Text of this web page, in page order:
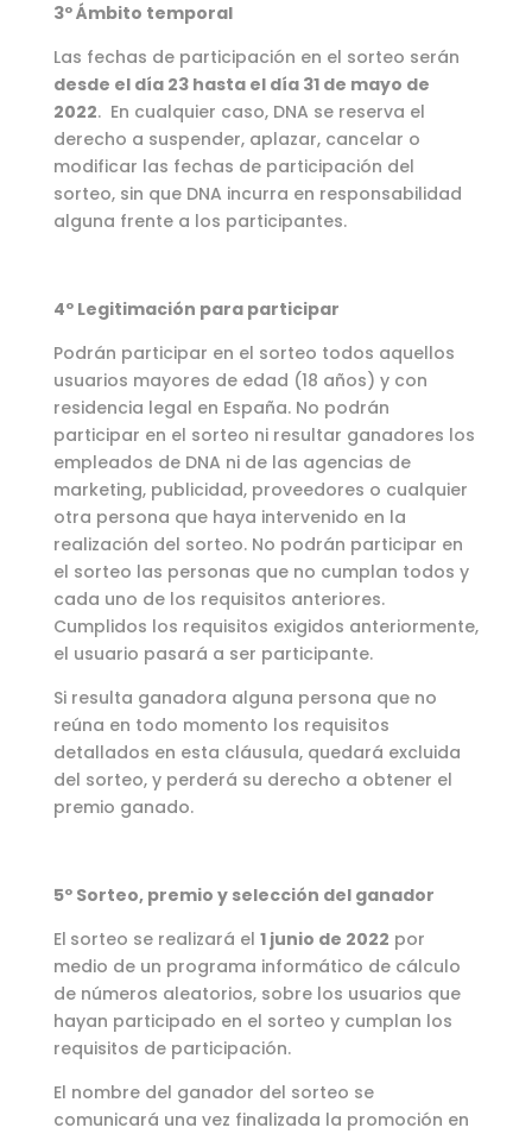
3º Ámbito temporal
Las fechas de participación en el sorteo serán
desde el día 23 hasta el día 31 de mayo de
2022. En cualquier caso, DNA se reserva el
derecho a suspender, aplazar, cancelar o
modificar las fechas de participación del
sorteo, sin que DNA incurra en responsabilidad
alguna frente a los participantes.
4º Legitimación para participar
Podrán participar en el sorteo todos aquellos
usuarios mayores de edad (18 años) y con
residencia legal en España. No podrán
participar en el sorteo ni resultar ganadores los
empleados de DNA ni de las agencias de
marketing, publicidad, proveedores o cualquier
otra persona que haya intervenido en la
realización del sorteo. No podrán participar en
el sorteo las personas que no cumplan todos y
cada uno de los requisitos anteriores.
Cumplidos los requisitos exigidos anteriormente,
el usuario pasará a ser participante.
Si resulta ganadora alguna persona que no
reúna en todo momento los requisitos
detallados en esta cláusula, quedará excluida
del sorteo, y perderá su derecho a obtener el
premio ganado.
5º Sorteo, premio y selección del ganador
El sorteo se realizará el 1 junio de 2022 por
medio de un programa informático de cálculo
de números aleatorios, sobre los usuarios que
hayan participado en el sorteo y cumplan los
requisitos de participación.
El nombre del ganador del sorteo se
comunicará una vez finalizada la promoción en